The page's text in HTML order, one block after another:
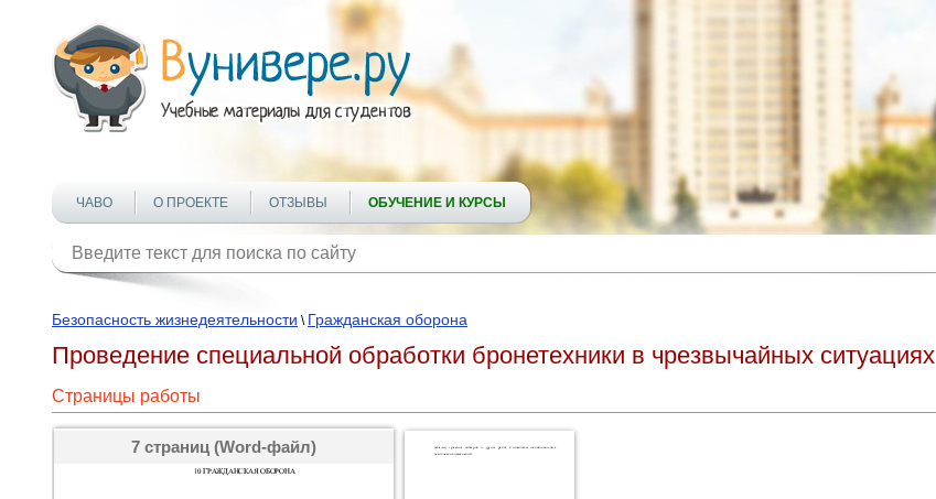
ЧАВО О ПРОЕКТЕ ОТЗЫВЫ ОБУЧЕНИЕ И КУРСЫ
Безопасность жизнедеятельности \ Гражданская оборона
Проведение специальной обработки бронетехники в чрезвычайных ситуациях
Страницы работы
7 страниц (Word-файл)